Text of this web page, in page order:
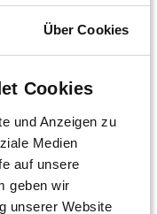
Über Cookies
Cookies
und Anzeigen zu
Medien
auf unsere
geben wir
unserer Website
.
Erik